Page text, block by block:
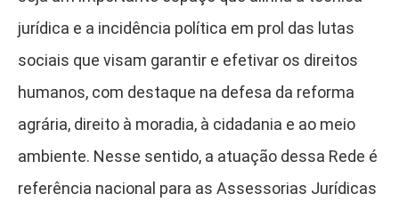
jurídica e a incidência política em prol das lutas
sociais que visam garantir e efetivar os direitos
humanos, com destaque na defesa da reforma
agrária, direito à moradia, à cidadania e ao meio
ambiente. Nesse sentido, a atuação dessa Rede é
referência nacional para as Assessorias Jurídicas